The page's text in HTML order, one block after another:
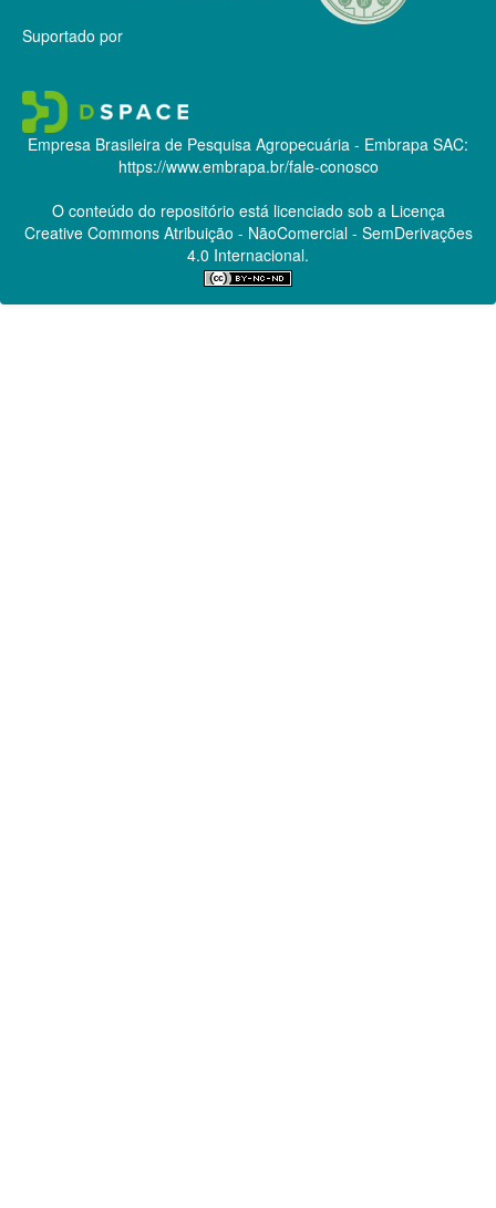
Suportado por
Empresa Brasileira de Pesquisa Agropecuária - Embrapa SAC:
https://www.embrapa.br/fale-conosco
O conteúdo do repositório está licenciado sob a Licença
Creative CommonsAtribuição - NãoComercial - SemDerivações
4.0 Internacional.